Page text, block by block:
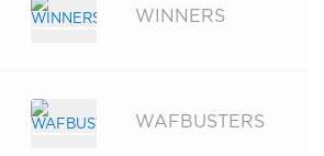
WINNERS
WAFBUSTERS